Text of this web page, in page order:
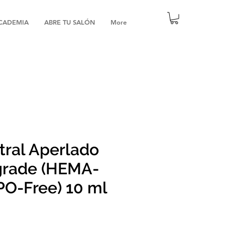
ABRE TU SALÓN More
Aperlado
(HEMA-
Free) 10 ml